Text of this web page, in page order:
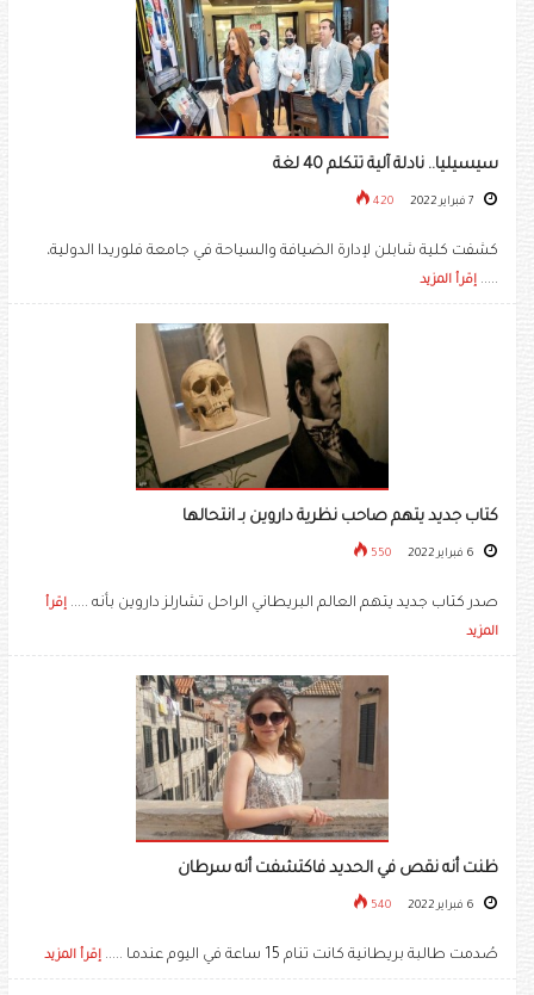
سيسيليا.. نادلة آلية تتكلم 40 لغة
420
كشفت كلية شابلن لإدارة الضيافة والسياحة في جامعة فلوريدا الدولية،
..... إقرأ المزيد
كتاب جديد يتهم صاحب نظرية داروين بـ انتحالها
550
صدر كتاب جديد يتهم العالم البريطاني الراحل تشارلز داروين بأنه ..... إقرأ
المزيد
ظنت أنه نقص في الحديد فاكتشفت أنه سرطان
540
صُدمت طالبة بريطانية كانت تنام 15 ساعة في اليوم عندما ..... إقرأ المزيد